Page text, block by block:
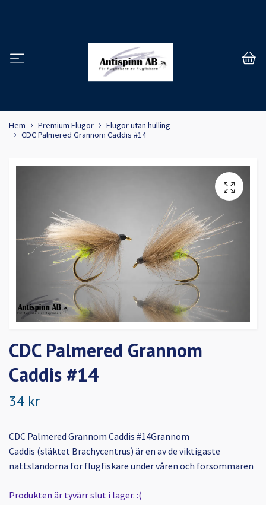
Hem Premium Flugor
Flugor utan hulling
CDC Palmered Grannom Caddis #14
CDC Palmered Grannom
Caddis #14
34 kr
CDC Palmered Grannom Caddis #14Grannom
Caddis (släktet Brachycentrus) är en av de viktigaste
nattsländorna för flugfiskare under våren och försommaren
Produkten är tyvärr slut i lager. :(